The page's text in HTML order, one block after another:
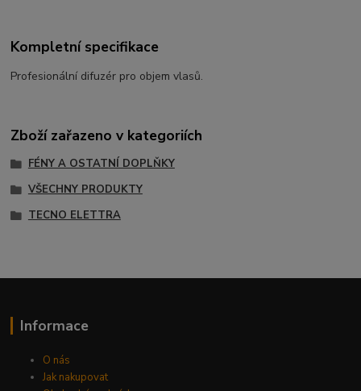
Kompletní specifikace
Profesionální difuzér pro objem vlasů.
Zboží zařazeno v kategoriích
FÉNY A OSTATNÍ DOPLŇKY
VŠECHNY PRODUKTY
TECNO ELETTRA
Informace
O nás
Jak nakupovat